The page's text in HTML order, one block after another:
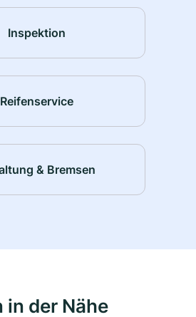
Inspektion
Reifenservice
& Bremsen
in der Nähe